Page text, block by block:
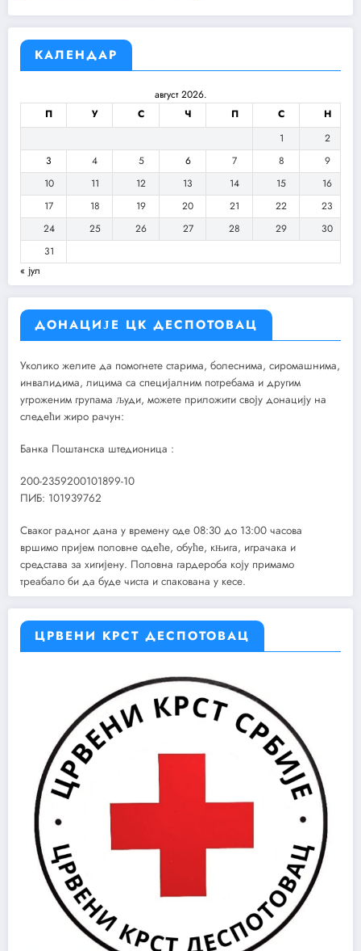
КАЛЕНДАР
август 2026.
П
У С Ч П С
Н
1
2
3
4 5 6 7 8
9
10
11 12 13 14 15
16
17
18 19 20 21 22
23
24
25 26 27 28 29
30
31
« јул
ДОНАЦИЈЕ ЦК ДЕСПОТОВАЦ
Уколико желите да помогнете старима, болеснима, сиромашнима,
инвалидима, лицима са специјалним потребама и другим
угроженим групама људи, можете приложити своју донацију на
следећи жиро рачун:
Банка Поштанска штедионица :
200-2359200101899-10
ПИБ: 101939762
Сваког радног дана у времену оде 08:30 до 13:00 часова
вршимо пријем половне одеће, обуће, књига, играчака и
средстава за хигијену. Половна гардероба коју примамо
треабало би да буде чиста и спакована у кесе.
ЦРВЕНИ КРСТ ДЕСПОТОВАЦ